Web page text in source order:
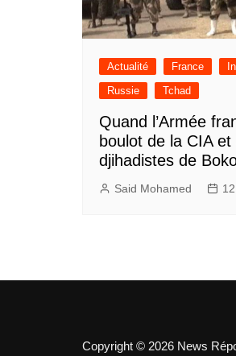
Actualité France
Russie
Tchad
Quand l’Armée
boulot de la CIA
djihadistes de
Said Mohamed
Copyright © 2026 News